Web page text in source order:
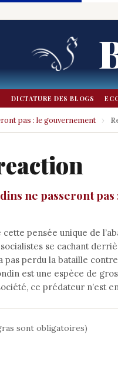
DICTATURE DES BLOGS
pas : le gouvernement ›
ne passeront
pensée unique de
se cachant
pas perdu la bataille
est une espèce de
ce prédateur n’est
sont obligatoires)